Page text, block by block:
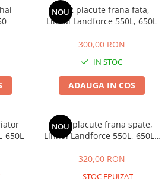
NOU
Set 2 placute frana fata,
Linhai Landforce 550L, 650L
300,00 RON
IN STOC
ADAUGA IN COS
650L
NOU
Set 2 placute frana spate,
Linhai Landforce 550L, 650L -
320,00 RON
STOC EPUIZAT